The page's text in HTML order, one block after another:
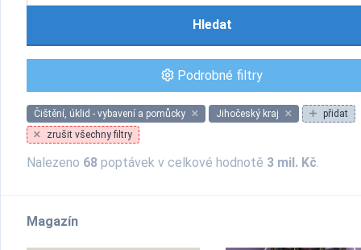
Hledat
Podrobné filtry
Čištění, úklid - vybavení a pomůcky Jihočeský kraj
přidat
zrušit všechny filtry
Nalezeno 68 poptávek v celkové hodnotě 3 mil. Kč.
Magazín